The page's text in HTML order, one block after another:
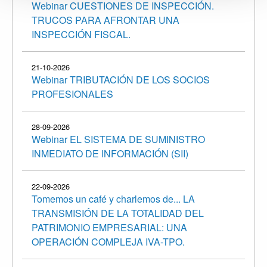
Webinar CUESTIONES DE INSPECCIÓN.
TRUCOS PARA AFRONTAR UNA
INSPECCIÓN FISCAL.
21-10-2026
Webinar TRIBUTACIÓN DE LOS SOCIOS
PROFESIONALES
28-09-2026
Webinar EL SISTEMA DE SUMINISTRO
INMEDIATO DE INFORMACIÓN (SII)
22-09-2026
Tomemos un café y charlemos de... LA
TRANSMISIÓN DE LA TOTALIDAD DEL
PATRIMONIO EMPRESARIAL: UNA
OPERACIÓN COMPLEJA IVA-TPO.